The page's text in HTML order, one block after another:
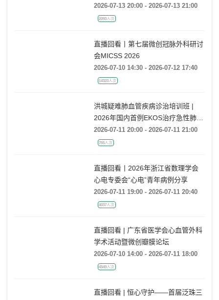
傻傻分不清
2026-07-13 20:00 - 2026-07-13 21:00
2093人次
直播回看丨第七届微创冠脉外科研讨
会MICSS 2026
2026-07-10 14:30 - 2026-07-12 17:40
14323人次
洪城疑难肺血管疾病诊治培训班 |
2026年国内首例EKOS治疗急性肺栓
塞经验分享
2026-07-11 20:00 - 2026-07-11 21:00
755人次
直播回看丨2026年浙江省数理学会
心电专委会“心电”青年病例分享
2026-07-11 19:00 - 2026-07-11 20:40
4037人次
直播回看 | 广东省医学会心血管外科
学术活动暨微创瓣膜论坛
2026-07-10 14:00 - 2026-07-11 18:00
4549人次
直播回看 | 恒心守护——首届泛珠三